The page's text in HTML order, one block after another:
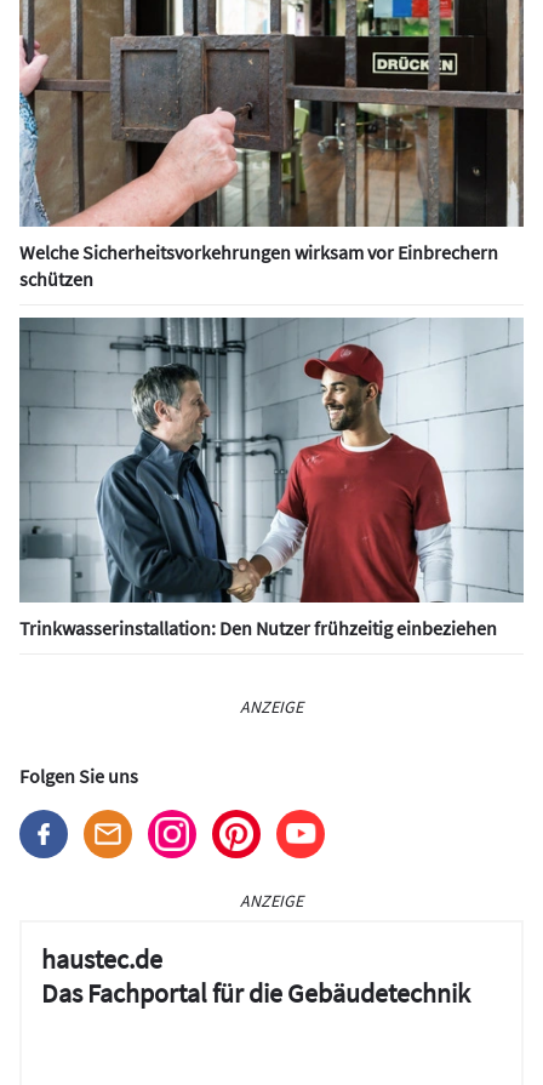
Welche Sicherheitsvorkehrungen wirksam vor Einbrechern
schützen
Trinkwasserinstallation: Den Nutzer frühzeitig einbeziehen
ANZEIGE
Folgen Sie uns
ANZEIGE
haustec.de
Das Fachportal für die Gebäudetechnik